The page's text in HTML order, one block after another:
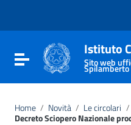
Vai al footer
Attiva / disattiva laIstituto
Sito web
Spilamberto
Home / Novità / Le circolari /
Decreto Sciopero Nazionale